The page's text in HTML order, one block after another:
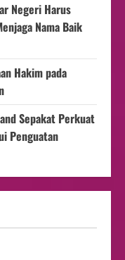
Negeri Harus
Nama Baik
Hakim pada
Sepakat Perkuat
Penguatan